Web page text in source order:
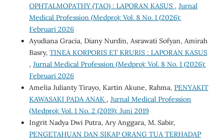
OPHTALMOPATHY (TAO) : LAPORAN KASUS , Jurnal
Medical Profession (Medpro): Vol. 8 No. 1 (2026):
Februari 2026
Ayudiana Gracia, Diany Nurdin, Asrawati Sofyan, Amirah
Basry, TINEA KORPORIS ET KRURIS : LAPORAN KASUS
, Jurnal Medical Profession (Medpro): Vol. 8 No. 1 (2026):
Februari 2026
Amelia Julianty Tirayo, Kartin Akune, Rahma, PENYAKIT
KAWASAKI PADA ANAK , Jurnal Medical Profession
(Medpro): Vol. 1 No. 2 (2019): Juni 2019
Ingrit Nadya Dwi Putra, Ary Anggara, M. Sabir,
PENGETAHUAN DAN SIKAP ORANG TUA TERHADAP